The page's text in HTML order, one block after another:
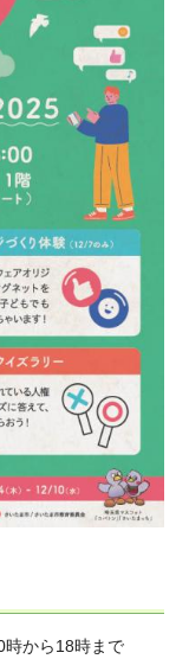
時から18時まで